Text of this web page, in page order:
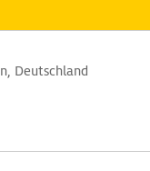
Deutschland